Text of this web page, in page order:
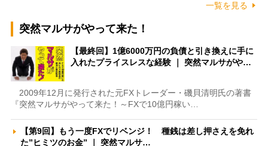
一覧を見る
突然マルサがやって来た！
【最終回】1億6000万円の負債と引き換えに手に
入れたプライスレスな経験 ｜ 突然マルサがや…
2009年12月に発行された元FXトレーダー・磯貝清明氏の著書
『突然マルサがやって来た！～FXで10億円稼い…
【第9回】もう一度FXでリベンジ！ 種銭は差し押さえを免れ
た”ヒミツのお金” ｜ 突然マルサ…